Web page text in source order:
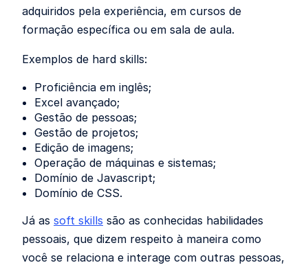
adquiridos pela experiência, em cursos de
formação específica ou em sala de aula.
Exemplos de hard skills:
Proficiência em inglês;
Excel avançado;
Gestão de pessoas;
Gestão de projetos;
Edição de imagens;
Operação de máquinas e sistemas;
Domínio de Javascript;
Domínio de CSS.
Já as soft skills são as conhecidas habilidades
pessoais, que dizem respeito à maneira como
você se relaciona e interage com outras pessoas,